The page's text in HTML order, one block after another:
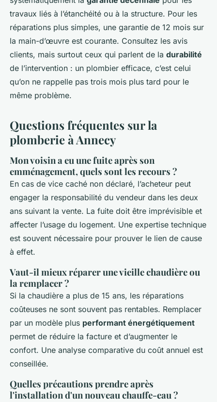
travaux liés à l’étanchéité ou à la structure. Pour les
réparations plus simples, une garantie de 12 mois sur
la main-d’œuvre est courante. Consultez les avis
clients, mais surtout ceux qui parlent de la durabilité
de l’intervention : un plombier efficace, c’est celui
qu’on ne rappelle pas trois mois plus tard pour le
même problème.
Questions fréquentes sur la
plomberie à Annecy
Mon voisin a eu une fuite après son
emménagement, quels sont les recours ?
En cas de vice caché non déclaré, l’acheteur peut
engager la responsabilité du vendeur dans les deux
ans suivant la vente. La fuite doit être imprévisible et
affecter l’usage du logement. Une expertise technique
est souvent nécessaire pour prouver le lien de cause
à effet.
Vaut-il mieux réparer une vieille chaudière ou
la remplacer ?
Si la chaudière a plus de 15 ans, les réparations
coûteuses ne sont souvent pas rentables. Remplacer
par un modèle plus performant énergétiquement
permet de réduire la facture et d’augmenter le
confort. Une analyse comparative du coût annuel est
conseillée.
Quelles précautions prendre après
l'installation d'un nouveau chauffe-eau ?